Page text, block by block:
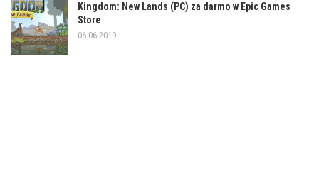
Kingdom: New Lands (PC) za darmo w Epic Games
Store
06.06.2019